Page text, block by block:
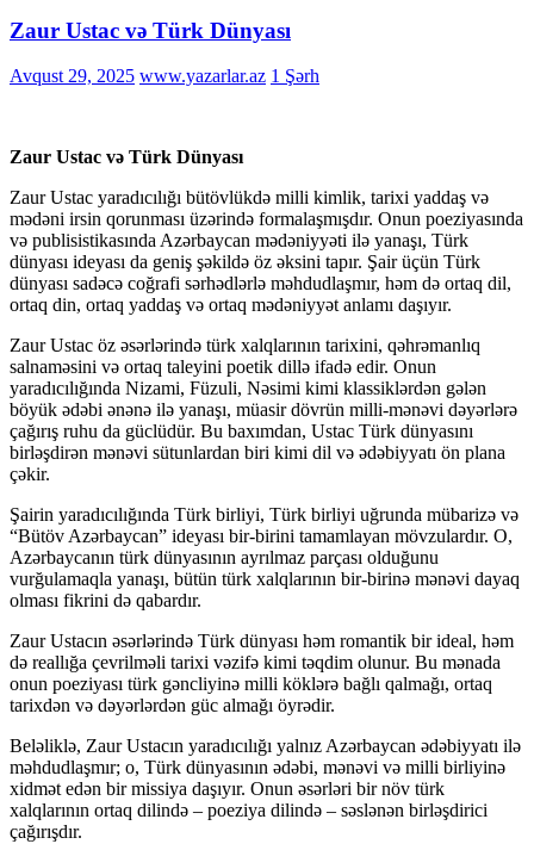
Zaur Ustac və Türk Dünyası
Avqust 29, 2025 www.yazarlar.az 1 Şərh
Zaur Ustac və Türk Dünyası
Zaur Ustac yaradıcılığı bütövlükdə milli kimlik, tarixi yaddaş və
mədəni irsin qorunması üzərində formalaşmışdır. Onun poeziyasında
və publisistikasında Azərbaycan mədəniyyəti ilə yanaşı, Türk
dünyası ideyası da geniş şəkildə öz əksini tapır. Şair üçün Türk
dünyası sadəcə coğrafi sərhədlərlə məhdudlaşmır, həm də ortaq dil,
ortaq din, ortaq yaddaş və ortaq mədəniyyət anlamı daşıyır.
Zaur Ustac öz əsərlərində türk xalqlarının tarixini, qəhrəmanlıq
salnaməsini və ortaq taleyini poetik dillə ifadə edir. Onun
yaradıcılığında Nizami, Füzuli, Nəsimi kimi klassiklərdən gələn
böyük ədəbi ənənə ilə yanaşı, müasir dövrün milli-mənəvi dəyərlərə
çağırış ruhu da güclüdür. Bu baxımdan, Ustac Türk dünyasını
birləşdirən mənəvi sütunlardan biri kimi dil və ədəbiyyatı ön plana
çəkir.
Şairin yaradıcılığında Türk birliyi, Türk birliyi uğrunda mübarizə və
“Bütöv Azərbaycan” ideyası bir-birini tamamlayan mövzulardır. O,
Azərbaycanın türk dünyasının ayrılmaz parçası olduğunu
vurğulamaqla yanaşı, bütün türk xalqlarının bir-birinə mənəvi dayaq
olması fikrini də qabardır.
Zaur Ustacın əsərlərində Türk dünyası həm romantik bir ideal, həm
də reallığa çevrilməli tarixi vəzifə kimi təqdim olunur. Bu mənada
onun poeziyası türk gəncliyinə milli köklərə bağlı qalmağı, ortaq
tarixdən və dəyərlərdən güc almağı öyrədir.
Beləliklə, Zaur Ustacın yaradıcılığı yalnız Azərbaycan ədəbiyyatı ilə
məhdudlaşmır; o, Türk dünyasının ədəbi, mənəvi və milli birliyinə
xidmət edən bir missiya daşıyır. Onun əsərləri bir növ türk
xalqlarının ortaq dilində – poeziya dilində – səslənən birləşdirici
çağırışdır.